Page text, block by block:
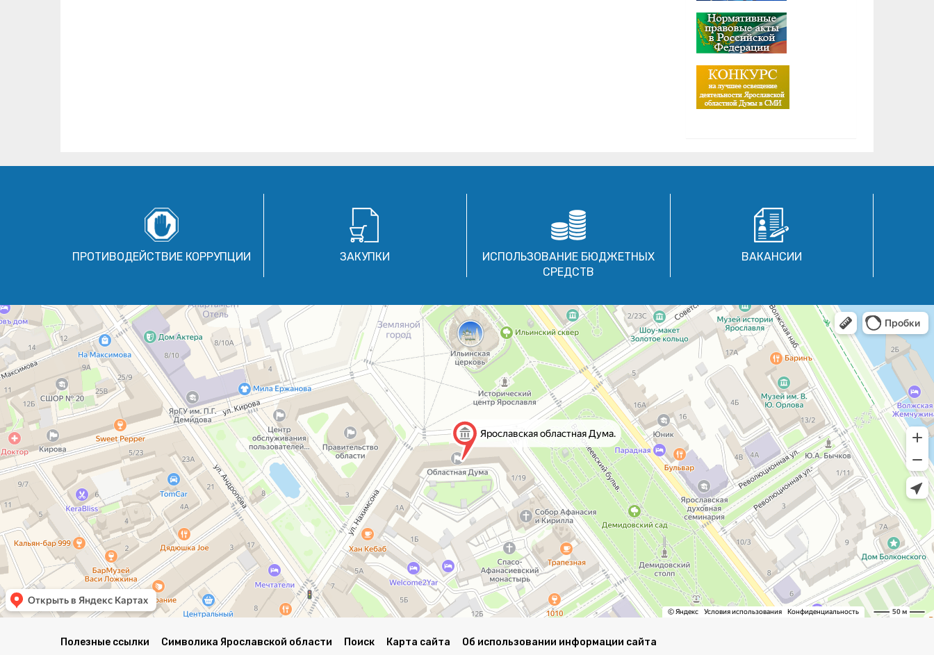
ПРОТИВОДЕЙСТВИЕ КОРРУПЦИИ ЗАКУПКИ
ИСПОЛЬЗОВАНИЕ БЮДЖЕТНЫХ
СРЕДСТВ
ВАКАНСИИ
Полезные ссылки Символика Ярославской области Поиск Карта сайта Об использовании информации сайта